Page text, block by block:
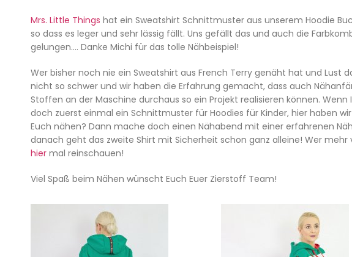
Mrs. Little Things hat ein Sweatshirt Schnittmuster aus unserem Hoodie
so dass es leger und sehr lässig fällt. Uns gefällt das und auch die
gelungen…. Danke Michi für das tolle Nähbeispiel!
Wer bisher noch nie ein Sweatshirt aus French Terry genäht hat und Lust
nicht so schwer und wir haben die Erfahrung gemacht, dass auch
Stoffen an der Maschine durchaus so ein Projekt realisieren können.
doch zuerst einmal ein Schnittmuster für Hoodies für Kinder, hier haben
Euch nähen? Dann mache doch einen Nähabend mit einer erfahrenen
danach geht das zweite Shirt mit Sicherheit schon ganz alleine! Wer
hier mal reinschauen!
Viel Spaß beim Nähen wünscht Euch Euer Zierstoff Team!